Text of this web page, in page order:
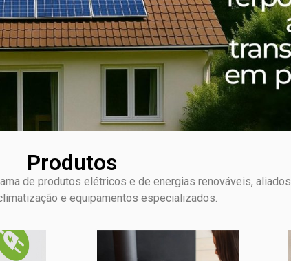
Produtos
de produtos elétricos e de energias renováveis, aliados
e equipamentos especializados.